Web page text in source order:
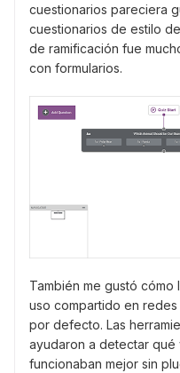
cuestionarios pareciera
cuestionarios de estilo
de ramificación fue
con formularios.
También me gustó
uso compartido en
por defecto. Las
ayudaron a detectar
funcionaban mejor sin